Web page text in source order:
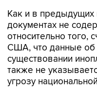
Как и в предыдущих
документах не
относительно того,
США, что данные об
существовании
также не
угрозу